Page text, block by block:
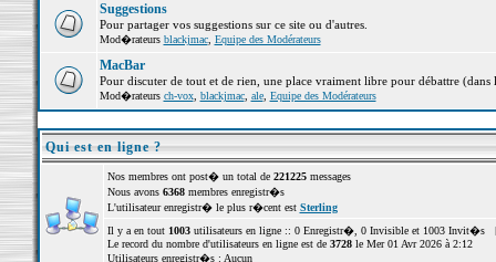
Suggestions
Pour partager vos suggestions sur ce site ou d'autres.
Mod�rateurs blackjmac, Equipe des Modérateurs
MacBar
Pour discuter de tout et de rien, une place vraiment libre pour débattre (dans
Mod�rateurs ch-vox, blackjmac, ale, Equipe des Modérateurs
Qui est en ligne ?
Nos membres ont post� un total de 221225messages
Nous avons 6368membres enregistr�s
L'utilisateur enregistr� le plus r�cent est Sterling
Il y a en tout 1003utilisateurs en ligne :: 0 Enregistr�, 0 Invisible et 1003 Invit�s
Le record du nombre d'utilisateurs en ligne est de 3728le Mer 01 Avr 2026 à 2:12
Utilisateurs enregistr�s : Aucun